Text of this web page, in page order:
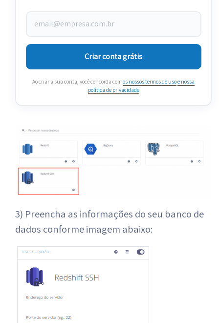
Criar conta grátis
Ao criar a sua conta, você concorda com os nossos termos de usoe nossa
política de privacidade
3) Preencha as informações do seu banco de
dados conforme imagem abaixo: